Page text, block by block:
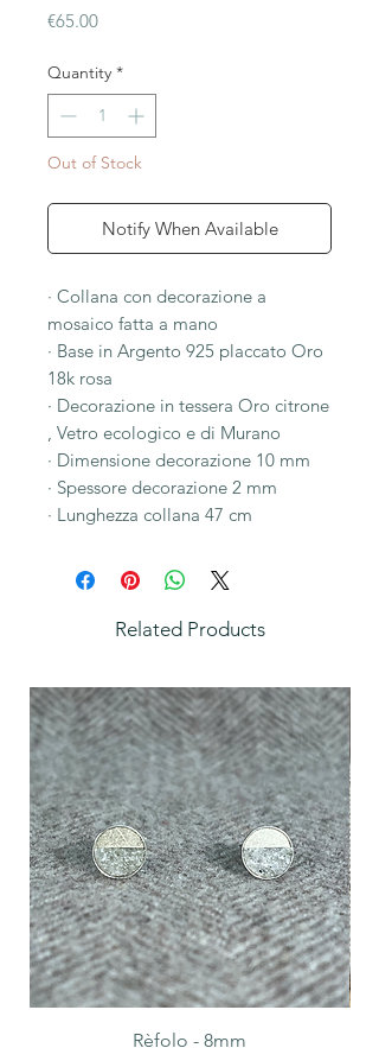
€65.00Price
Quantity *
Out of Stock
Notify When Available
· Collana con decorazione a
mosaico fatta a mano
· Base in Argento 925 placcato Oro
18k rosa
· Decorazione in tessera Oro citrone
, Vetro ecologico e di Murano
· Dimensione decorazione 10 mm
· Spessore decorazione 2 mm
· Lunghezza collana 47 cm
Related Products
Rèfolo - 8mm